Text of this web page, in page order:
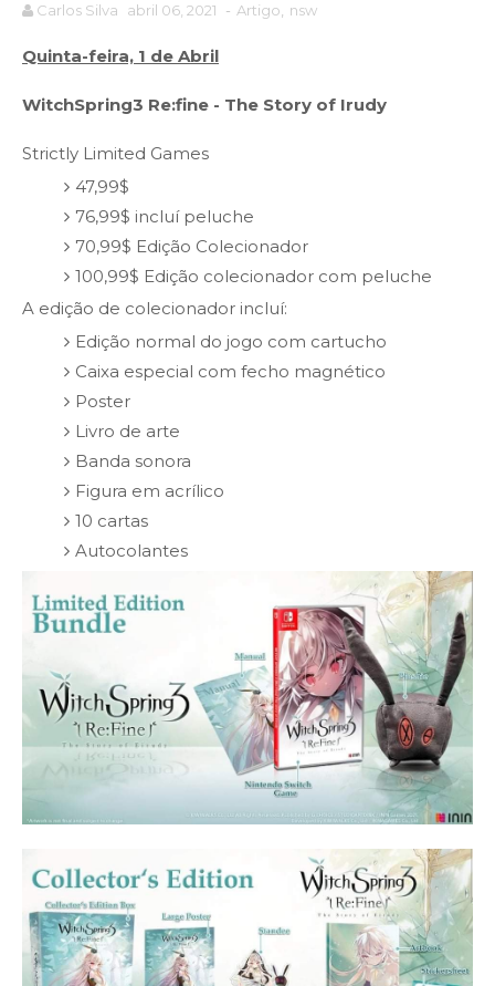
Carlos Silva abril 06, 2021 - Artigo nsw
Quinta-feira, 1 de Abril
WitchSpring3 Re:fine - The Story of Irudy
Strictly Limited Games
47,99$
76,99$ incluí peluche
70,99$ Edição Colecionador
100,99$ Edição colecionador com peluche
A edição de colecionador incluí:
Edição normal do jogo com cartucho
Caixa especial com fecho magnético
Poster
Livro de arte
Banda sonora
Figura em acrílico
10 cartas
Autocolantes